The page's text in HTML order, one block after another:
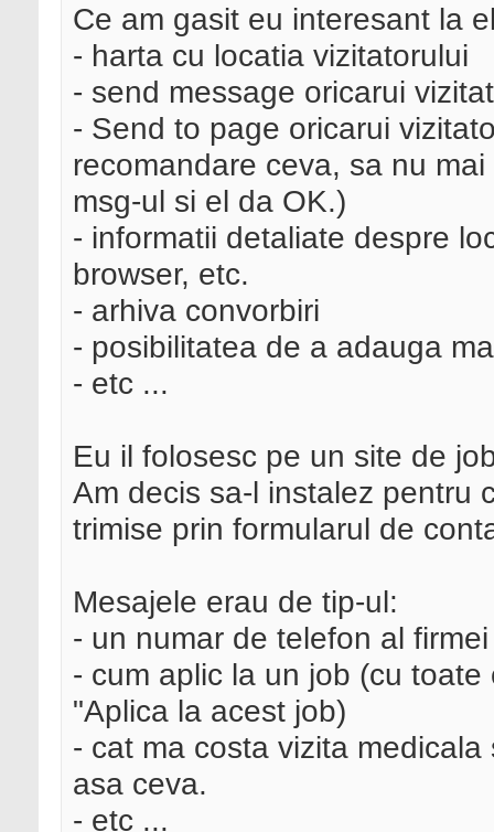
Ce am gasit eu interesant la
- harta cu locatia vizitatorului
- send message oricarui
- Send to page oricarui
recomandare ceva, sa nu
msg-ul si el da OK.)
- informatii detaliate despre
browser, etc.
- arhiva convorbiri
- posibilitatea de a adauga
- etc ...
Eu il folosesc pe un site de
Am decis sa-l instalez pentru
trimise prin formularul de
Mesajele erau de tip-ul:
- un numar de telefon al
- cum aplic la un job (cu
"Aplica la acest job)
- cat ma costa vizita
asa ceva.
- etc ...